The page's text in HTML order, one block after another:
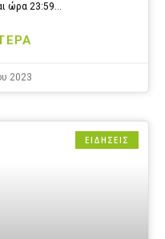
ώρα 23:59…
2023
ΕΙΔΗΣΕΙΣ